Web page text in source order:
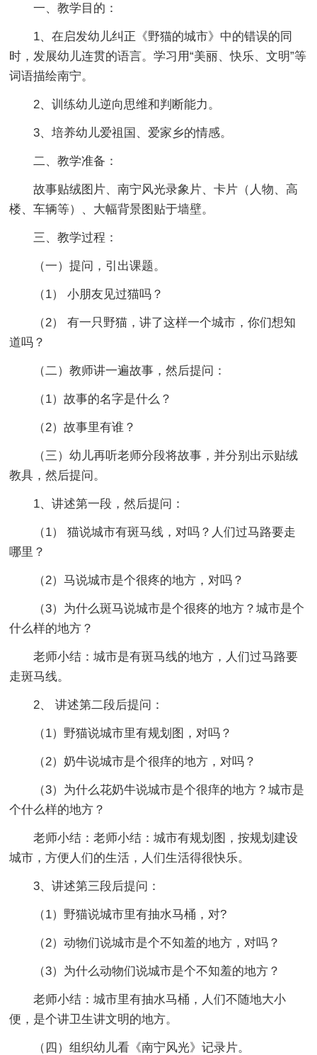
一、教学目的：
1、在启发幼儿纠正《野猫的城市》中的错误的同
时，发展幼儿连贯的语言。学习用“美丽、快乐、文明”等
词语描绘南宁。
2、训练幼儿逆向思维和判断能力。
3、培养幼儿爱祖国、爱家乡的情感。
二、教学准备：
故事贴绒图片、南宁风光录象片、卡片（人物、高
楼、车辆等）、大幅背景图贴于墙壁。
三、教学过程：
（一）提问，引出课题。
（1） 小朋友见过猫吗？
（2） 有一只野猫，讲了这样一个城市，你们想知
道吗？
（二）教师讲一遍故事，然后提问：
（1）故事的名字是什么？
（2）故事里有谁？
（三）幼儿再听老师分段将故事，并分别出示贴绒
教具，然后提问。
1、讲述第一段，然后提问：
（1） 猫说城市有斑马线，对吗？人们过马路要走
哪里？
（2）马说城市是个很疼的地方，对吗？
（3）为什么斑马说城市是个很疼的地方？城市是个
什么样的地方？
老师小结：城市是有斑马线的地方，人们过马路要
走斑马线。
2、 讲述第二段后提问：
（1）野猫说城市里有规划图，对吗？
（2）奶牛说城市是个很痒的地方，对吗？
（3）为什么花奶牛说城市是个很痒的地方？城市是
个什么样的地方？
老师小结：老师小结：城市有规划图，按规划建设
城市，方便人们的生活，人们生活得很快乐。
3、讲述第三段后提问：
（1）野猫说城市里有抽水马桶，对?
（2）动物们说城市是个不知羞的地方，对吗？
（3）为什么动物们说城市是个不知羞的地方？
老师小结：城市里有抽水马桶，人们不随地大小
便，是个讲卫生讲文明的地方。
（四）组织幼儿看《南宁风光》记录片。